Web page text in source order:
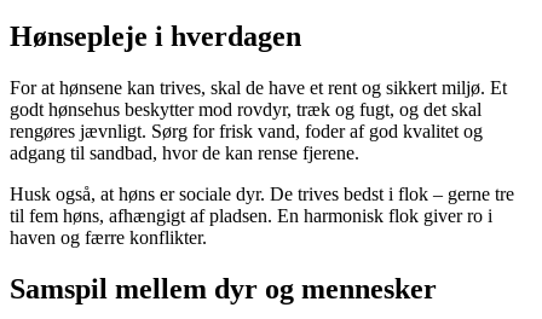
Hønsepleje i hverdagen
For at hønsene kan trives, skal de have et rent og sikkert miljø. Et
godt hønsehus beskytter mod rovdyr, træk og fugt, og det skal
rengøres jævnligt. Sørg for frisk vand, foder af god kvalitet og
adgang til sandbad, hvor de kan rense fjerene.
Husk også, at høns er sociale dyr. De trives bedst i flok – gerne tre
til fem høns, afhængigt af pladsen. En harmonisk flok giver ro i
haven og færre konflikter.
Samspil mellem dyr og mennesker